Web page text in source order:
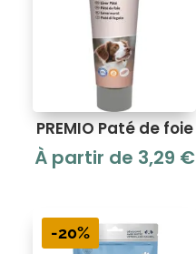
PREMIO Paté de foie
À partir de 3,29 €
-20%